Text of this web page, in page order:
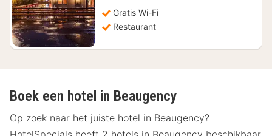
Gratis Wi-Fi
Restaurant
Boek een hotel in Beaugency
Op zoek naar het juiste hotel in Beaugency?